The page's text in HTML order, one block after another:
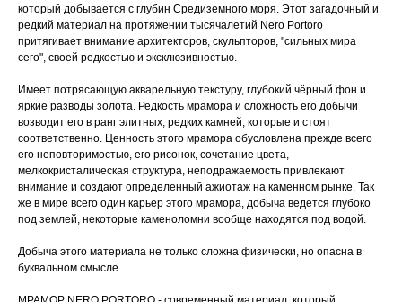
который добывается с глубин Cредиземного моря. Этот загадочный и
редкий материал на протяжении тысячалетий Nero Portoro
притягивает внимание архитекторов, скульпторов, "сильных мира
сего", своей редкостью и эксклюзивностью.
Имеет потрясающую акварельную текстуру, глубокий чёрный фон и
яркие разводы золота. Редкость мрамора и сложность его добычи
возводит его в ранг элитных, редких камней, которые и стоят
соответственно. Ценность этого мрамора обусловлена прежде всего
его неповторимостью, его рисонок, сочетание цвета,
мелкокристалическая структура, неподражаемость привлекают
внимание и создают определенный ажиотаж на каменном рынке. Так
же в мире всего один карьер этого мрамора, добыча ведется глубоко
под землей, некоторые каменоломни вообще находятся под водой.
Добыча этого материала не только сложна физически, но опасна в
буквальном смысле.